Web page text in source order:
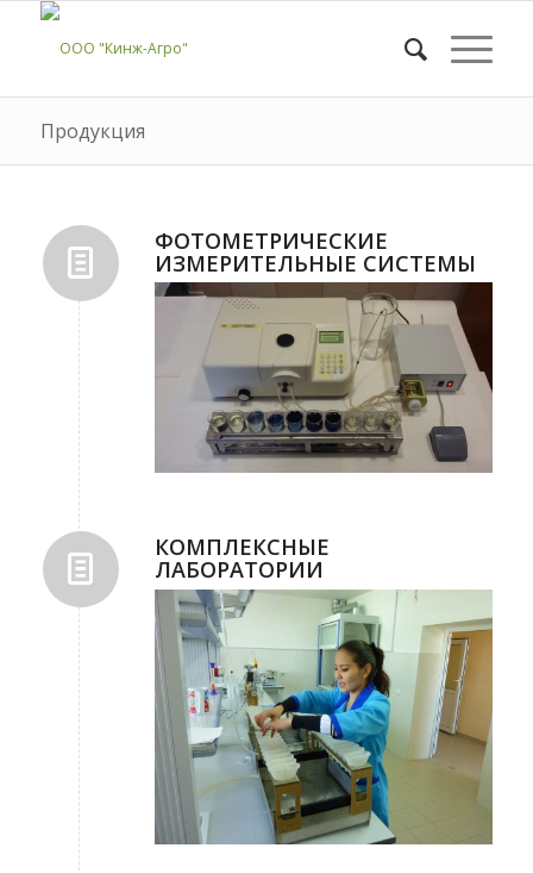
Продукция
ФОТОМЕТРИЧЕСКИЕ
ИЗМЕРИТЕЛЬНЫЕ СИСТЕМЫ
КОМПЛЕКСНЫЕ
ЛАБОРАТОРИИ